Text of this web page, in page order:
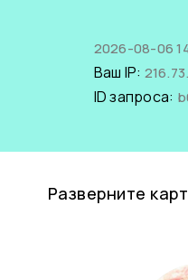
2026-08-06
Ваш IP:
ID запроса:
Разверните